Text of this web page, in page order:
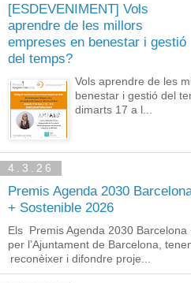
[ESDEVENIMENT] Vols
aprendre de les millors
empreses en benestar i gestió
del temps?
Vols aprendre de les
benestar i gestió del
dimarts 17 a l...
4.3.26
Premis Agenda 2030
+ Sostenible 2026
Els Premis Agenda 2030
per l’Ajuntament de Barcelona,
reconèixer i difondre proje...